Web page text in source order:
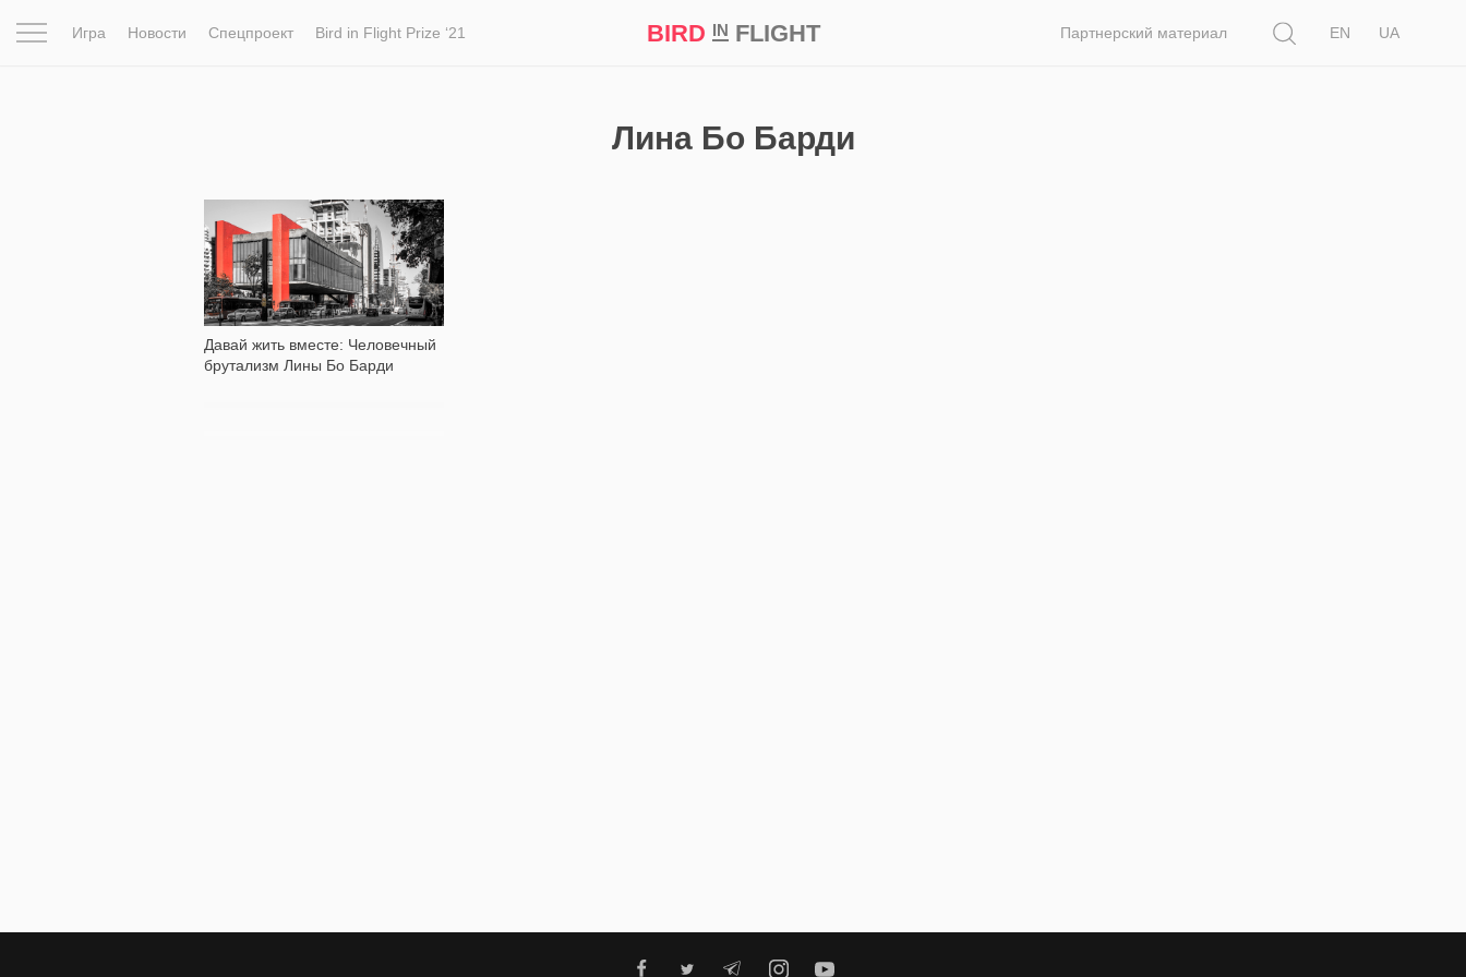
Игра Новости Спецпроект Bird in Flight Prize ‘21 BIRD INFLIGHT Партнерский материал
EN
UA
Лина Бо Барди
Давай жить вместе: Человечный
брутализм Лины Бо Барди
2 230